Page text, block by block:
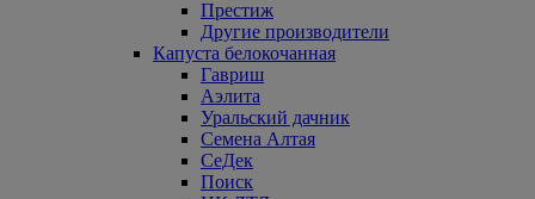
Престиж
Другие производители
Капуста белокочанная
Гавриш
Аэлита
Уральский дачник
Семена Алтая
СеДек
Поиск